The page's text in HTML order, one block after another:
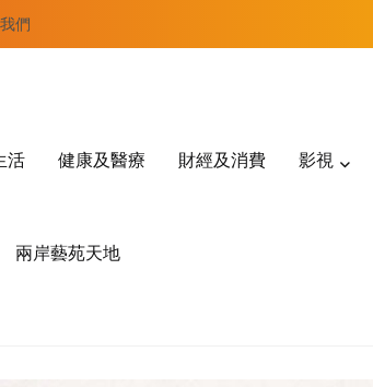
們
活 健康及醫療 財經及消費 影視
兩岸藝苑天地